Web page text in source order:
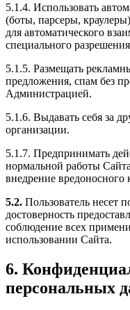
5.1.4. Использовать
(боты, парсеры,
для автоматического
специального
5.1.5. Размещать
предложения, спам без
Администрацией.
5.1.6. Выдавать себя за
организации.
5.1.7. Предпринимать
нормальной работы
внедрение вредоносного
5.2. Пользователь несет
достоверность
соблюдение всех
использовании Сайта.
6.
персональных